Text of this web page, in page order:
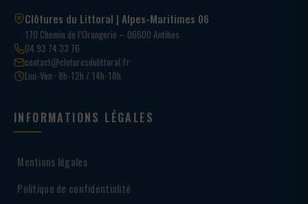
Clôtures du Littoral | Alpes-Maritimes 06
170 Chemin de l’Orangerie – 06600 Antibes
04 93 74 33 76
contact@cloturesdulittoral.fr
Lun-Ven · 8h-12h / 14h-18h
INFORMATIONS LÉGALES
Mentions légales
Politique de confidentialité